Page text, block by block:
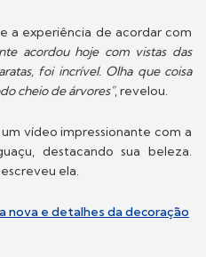
a experiência de acordar com
acordou hoje com vistas das
foi incrível. Olha que coisa
cheio de árvores", revelou.
vídeo impressionante com a
destacando sua beleza.
escreveu ela.
nova e detalhes da decoração